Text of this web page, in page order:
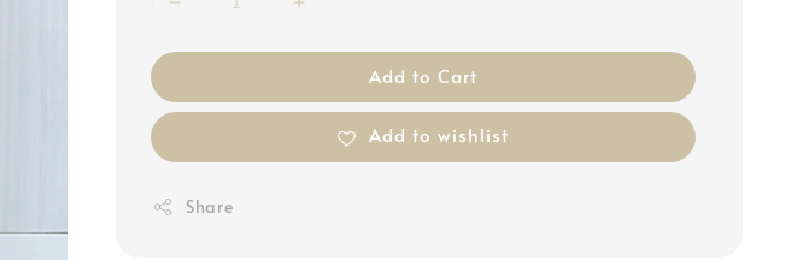
Add to Cart
Add to wishlist
Share